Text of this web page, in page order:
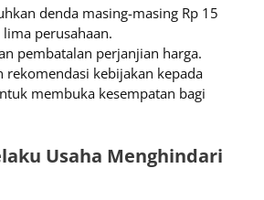
denda masing-masing Rp 15
perusahaan.
pembatalan perjanjian harga.
rekomendasi kebijakan kepada
membuka kesempatan bagi
Usaha Menghindari